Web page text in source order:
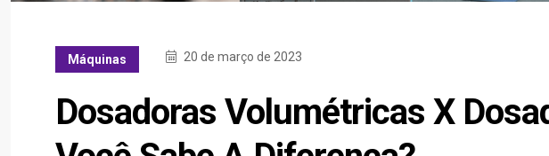
Máquinas 20 de março de 2023
Dosadoras Volumétricas X